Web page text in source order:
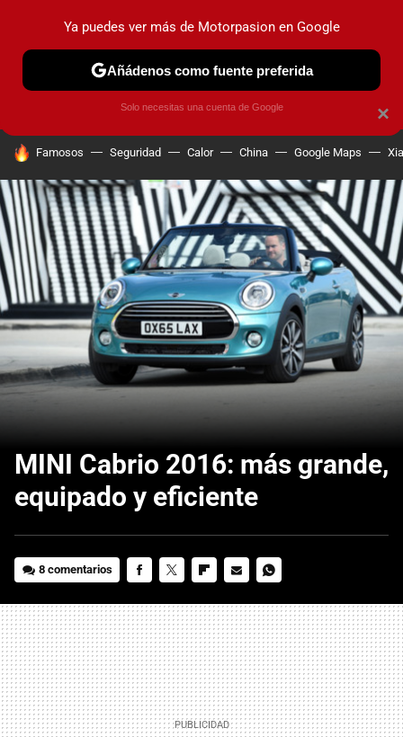
PRUEBAS COCHES ELÉCTRICOS OBSERVATORIO
HOY SE HABLA DE
Famosos Seguridad Calor China Google Maps
MINI Cabrio 2016: más grande,
equipado y eficiente
8 comentarios
MAIL
×
Ya puedes ver más de Motorpasion en Google
Añádenos como fuente preferida
Solo necesitas una cuenta de Google